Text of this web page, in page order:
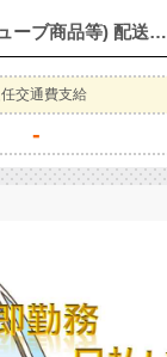
2〜4t車にて食品の倉庫間輸送ドライバー ※フォークリフト作業あります 配送商品：食品(わさびなどのチューブ商品等) 配送件数：2〜5便で5件程度 配送場所：倉庫 年齢層 ：20歳〜60歳くらいまでの方が活躍中 勤務時間：8:00〜17:00 【即面接出来ます】
交通費支給
-